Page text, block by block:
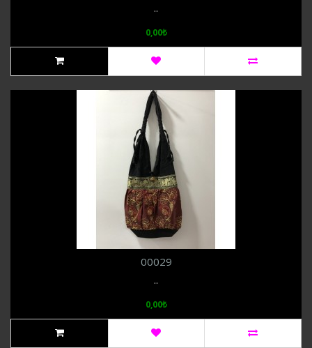
..
0,00₺
00029
..
0,00₺